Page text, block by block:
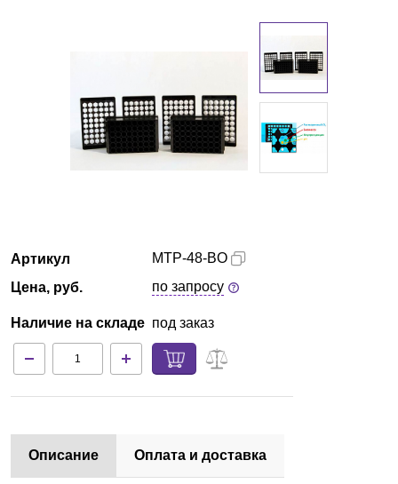
Технический сервис
Доставка и оплата
Контакты
Артикул
Цена, руб.
Наличие на складе
MTP-48-BO
по запросу
под заказ
Описание Оплата и доставка